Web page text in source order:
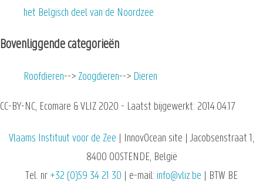
het Belgisch deel van de Noordzee
Bovenliggende categorieën
Roofdieren Zoogdieren Dieren
CC-BY-NC, Ecomare & VLIZ 2020 - Laatst bijgewerkt: 2014.04.17
Vlaams Instituut voor de Zee | InnovOcean site | Jacobsenstraat 1,
8400 OOSTENDE, België
Tel. nr +32 (0)59 34 21 30 | e-mail: info@vliz.be | BTW BE